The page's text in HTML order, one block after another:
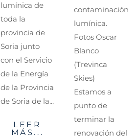
lumínica de
toda la
provincia de
Soria junto
con el Servicio
de la Energía
de la Provincia
de Soria de la...
LEER
MÁS...
contaminación
lumínica.
Fotos Oscar
Blanco
(Trevinca
Skies)
Estamos a
punto de
terminar la
renovación del